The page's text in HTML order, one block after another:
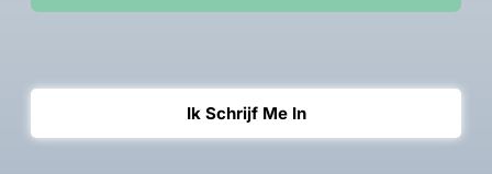
Ik Schrijf Me In